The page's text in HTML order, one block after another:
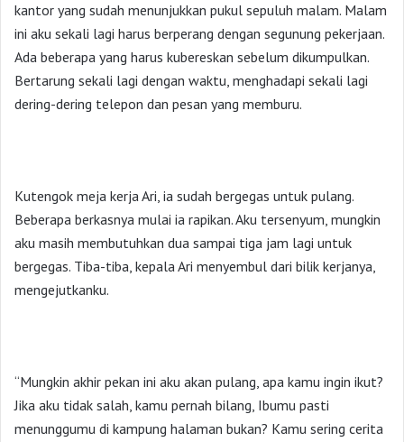
kantor yang sudah menunjukkan pukul sepuluh malam. Malam
ini aku sekali lagi harus berperang dengan segunung pekerjaan.
Ada beberapa yang harus kubereskan sebelum dikumpulkan.
Bertarung sekali lagi dengan waktu, menghadapi sekali lagi
dering-dering telepon dan pesan yang memburu.
Kutengok meja kerja Ari, ia sudah bergegas untuk pulang.
Beberapa berkasnya mulai ia rapikan. Aku tersenyum, mungkin
aku masih membutuhkan dua sampai tiga jam lagi untuk
bergegas. Tiba-tiba, kepala Ari menyembul dari bilik kerjanya,
mengejutkanku.
“Mungkin akhir pekan ini aku akan pulang, apa kamu ingin ikut?
Jika aku tidak salah, kamu pernah bilang, Ibumu pasti
menunggumu di kampung halaman bukan? Kamu sering cerita